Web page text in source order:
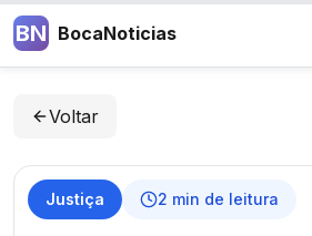
BN BocaNoticias
Voltar
Justiça 2 min de leitura